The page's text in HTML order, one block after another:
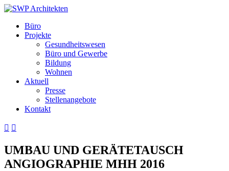
Büro
Projekte
Gesundheitswesen
Büro und Gewerbe
Bildung
Wohnen
Aktuell
Presse
Stellenangebote
Kontakt
 
UMBAU UND GERÄTETAUSCH
ANGIOGRAPHIE MHH 2016